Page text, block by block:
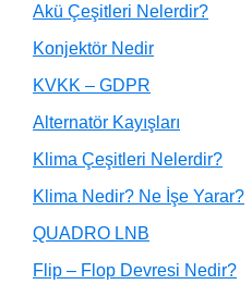
Akü Çeşitleri Nelerdir?
Konjektör Nedir
KVKK – GDPR
Alternatör Kayışları
Klima Çeşitleri Nelerdir?
Klima Nedir? Ne İşe Yarar?
QUADRO LNB
Flip – Flop Devresi Nedir?